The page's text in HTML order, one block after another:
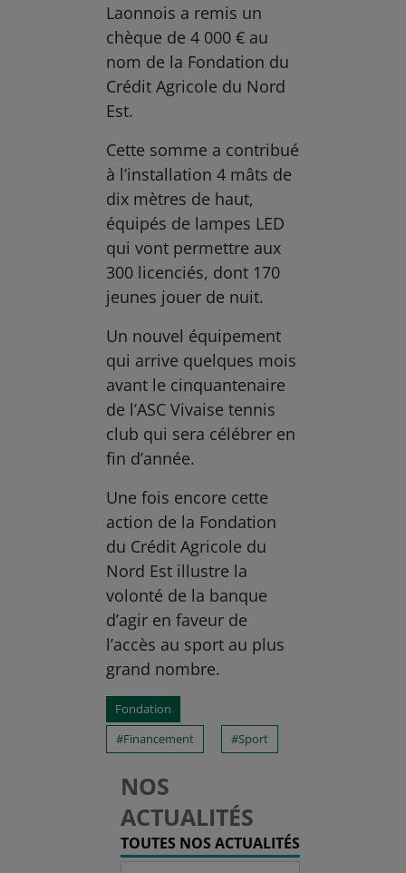
Laonnois a remis un
chèque de 4 000 € au
nom de la Fondation du
Crédit Agricole du Nord
Est.
Cette somme a contribué
à l’installation 4 mâts de
dix mètres de haut,
équipés de lampes LED
qui vont permettre aux
300 licenciés, dont 170
jeunes jouer de nuit.
Un nouvel équipement
qui arrive quelques mois
avant le cinquantenaire
de l’ASC Vivaise tennis
club qui sera célébrer en
fin d’année.
Une fois encore cette
action de la Fondation
du Crédit Agricole du
Nord Est illustre la
volonté de la banque
d’agir en faveur de
l’accès au sport au plus
grand nombre.
Fondation
Financement
Sport
NOS
ACTUALITÉS
TOUTES NOS ACTUALITÉS